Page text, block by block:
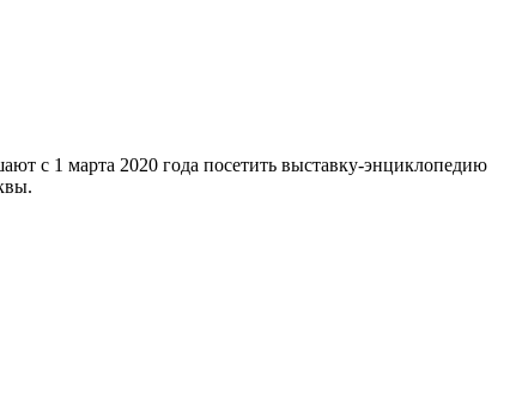
с 1 марта 2020 года посетить выставку-энциклопедию